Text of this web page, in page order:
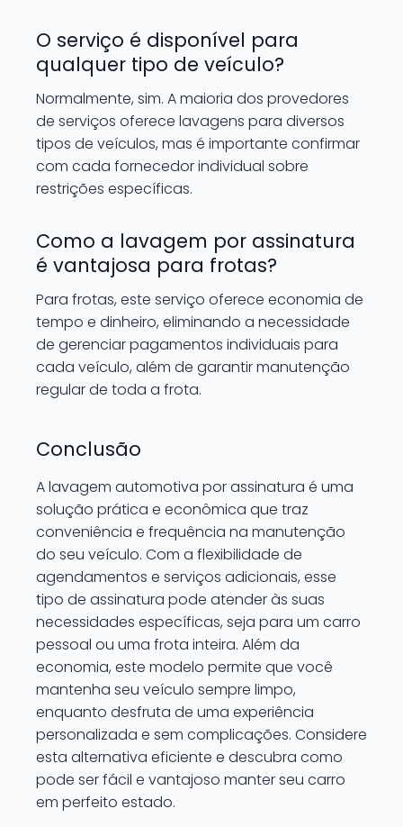
O serviço é disponível para
qualquer tipo de veículo?
Normalmente, sim. A maioria dos provedores
de serviços oferece lavagens para diversos
tipos de veículos, mas é importante confirmar
com cada fornecedor individual sobre
restrições específicas.
Como a lavagem por assinatura
é vantajosa para frotas?
Para frotas, este serviço oferece economia de
tempo e dinheiro, eliminando a necessidade
de gerenciar pagamentos individuais para
cada veículo, além de garantir manutenção
regular de toda a frota.
Conclusão
A lavagem automotiva por assinatura é uma
solução prática e econômica que traz
conveniência e frequência na manutenção
do seu veículo. Com a flexibilidade de
agendamentos e serviços adicionais, esse
tipo de assinatura pode atender às suas
necessidades específicas, seja para um carro
pessoal ou uma frota inteira. Além da
economia, este modelo permite que você
mantenha seu veículo sempre limpo,
enquanto desfruta de uma experiência
personalizada e sem complicações. Considere
esta alternativa eficiente e descubra como
pode ser fácil e vantajoso manter seu carro
em perfeito estado.